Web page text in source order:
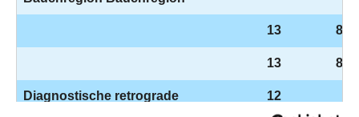
13 8-
13 8-
Diagnostische retrograde
12